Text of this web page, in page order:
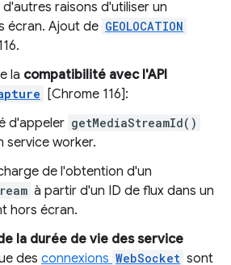
raisons d'utiliser un
écran. Ajout de GEOLOCATION
la compatibilité avec l'API
[Chrome 116]:
d'appeler getMediaStreamId()
service worker.
de l'obtention d'un
à partir d'un ID de flux dans un
hors écran.
la durée de vie des service
des connexions WebSocket sont